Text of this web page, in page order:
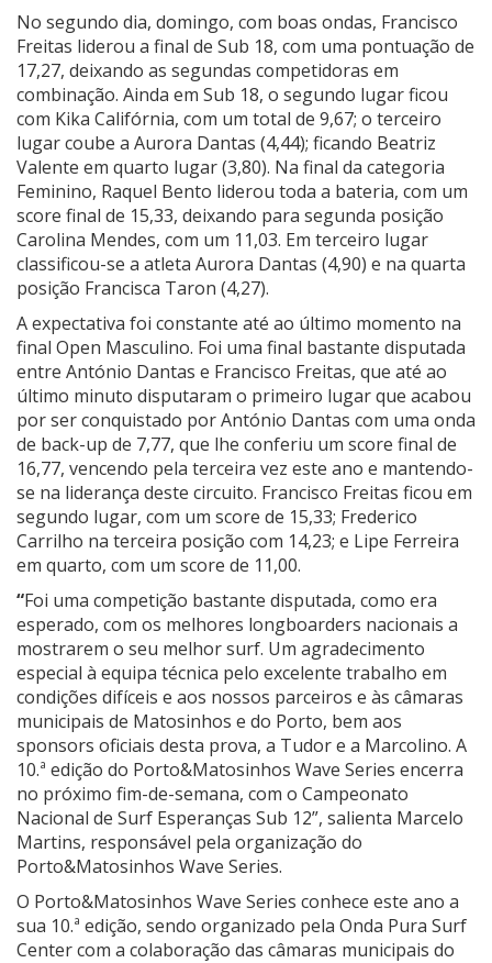
No segundo dia, domingo, com boas ondas, Francisco
Freitas liderou a final de Sub 18, com uma pontuação de
17,27, deixando as segundas competidoras em
combinação. Ainda em Sub 18, o segundo lugar ficou
com Kika Califórnia, com um total de 9,67; o terceiro
lugar coube a Aurora Dantas (4,44); ficando Beatriz
Valente em quarto lugar (3,80). Na final da categoria
Feminino, Raquel Bento liderou toda a bateria, com um
score final de 15,33, deixando para segunda posição
Carolina Mendes, com um 11,03. Em terceiro lugar
classificou-se a atleta Aurora Dantas (4,90) e na quarta
posição Francisca Taron (4,27).
A expectativa foi constante até ao último momento na
final Open Masculino. Foi uma final bastante disputada
entre António Dantas e Francisco Freitas, que até ao
último minuto disputaram o primeiro lugar que acabou
por ser conquistado por António Dantas com uma onda
de back-up de 7,77, que lhe conferiu um score final de
16,77, vencendo pela terceira vez este ano e mantendo-
se na liderança deste circuito. Francisco Freitas ficou em
segundo lugar, com um score de 15,33; Frederico
Carrilho na terceira posição com 14,23; e Lipe Ferreira
em quarto, com um score de 11,00.
“Foi uma competição bastante disputada, como era
esperado, com os melhores longboarders nacionais a
mostrarem o seu melhor surf. Um agradecimento
especial à equipa técnica pelo excelente trabalho em
condições difíceis e aos nossos parceiros e às câmaras
municipais de Matosinhos e do Porto, bem aos
sponsors oficiais desta prova, a Tudor e a Marcolino. A
10.ª edição do Porto&Matosinhos Wave Series encerra
no próximo fim-de-semana, com o Campeonato
Nacional de Surf Esperanças Sub 12”, salienta Marcelo
Martins, responsável pela organização do
Porto&Matosinhos Wave Series.
O Porto&Matosinhos Wave Series conhece este ano a
sua 10.ª edição, sendo organizado pela Onda Pura Surf
Center com a colaboração das câmaras municipais do